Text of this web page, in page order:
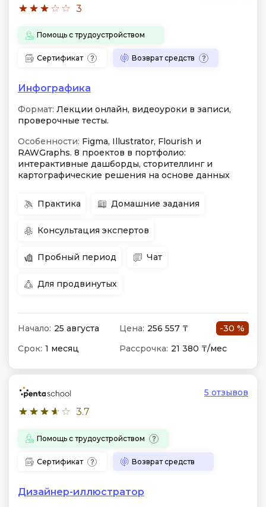
3
Помощь с трудоустройством
Сертификат Возврат средств
Инфографика
Формат: Лекции онлайн, видеоуроки в записи,
проверочные тесты.
Особенности: Figma, Illustrator, Flourish и
RAWGraphs. 8 проектов в портфолио:
интерактивные дашборды, сторителлинг и
картографические решения на основе данных
Практика Домашние задания
Консультация экспертов
Пробный период Чат
Для продвинутых
Начало: 25 августа Цена: 256 557 ₸
-30 %
Срок: 1 месяц Рассрочка: 21 380 ₸/мес
3.7
5 отзывов
Помощь с трудоустройством
Сертификат Возврат средств
Дизайнер-иллюстратор